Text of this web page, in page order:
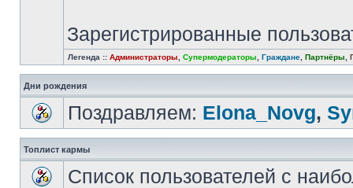
Зарегистрированные
Легенда :: Администраторы Супермодераторы Граждане Партнёры
Дни рождения
Поздравляем: Elona_Novg,
Топлист кармы
Список пользователей с